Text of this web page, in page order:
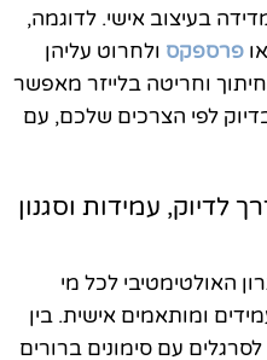
בעיצוב אישי. לדוגמה,
או פרספקס ולחרוט עליהן
וחריטה בלייזר מאפשר
לפי הצרכים שלכם, עם
לדיוק, עמידות וסגנון
האולטימטיבי לכל מי
ומותאמים אישית. בין
עם סימונים ברורים